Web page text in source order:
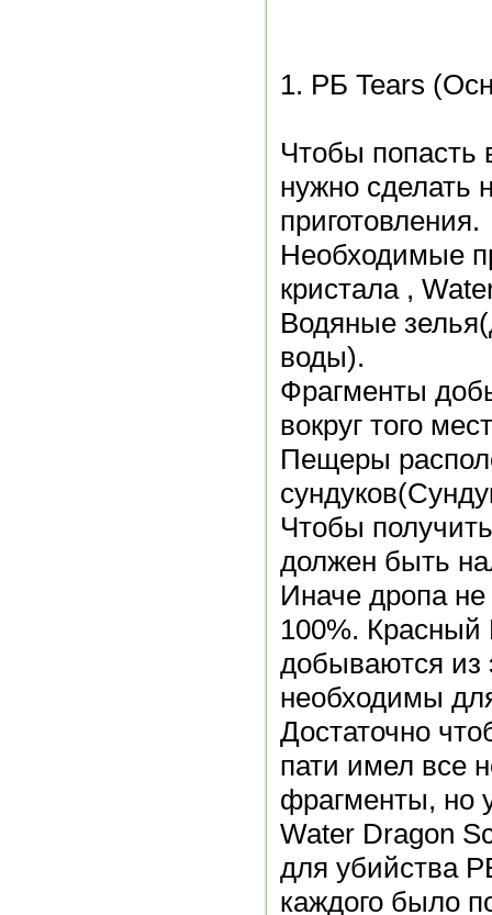
1. РБ Tears
Чтобы попасть
нужно сделать
приготовления.
Необходимые
кристала ,
Водяные
воды).
Фрагменты
вокруг того
Пещеры
Чтобы
должен быть
Иначе дропа
100%. Красный
добываются из
необходимы
Достаточно
пати имел все
фрагменты, но
Water Dragon
для убийства
каждого было